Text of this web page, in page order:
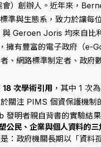
）創辦人。近年來，
準與生態系，致力於讓每
Geroen Joris 均來自比
擁有豐富的電子政府（e-
、網路標準制定者、政府
18 次學術引用 ，其中 1 次
關注 PIMS 個資保護機
發明者親自背書的實驗結
公民、企業與個人資料的三
：政府機關長期以「資料